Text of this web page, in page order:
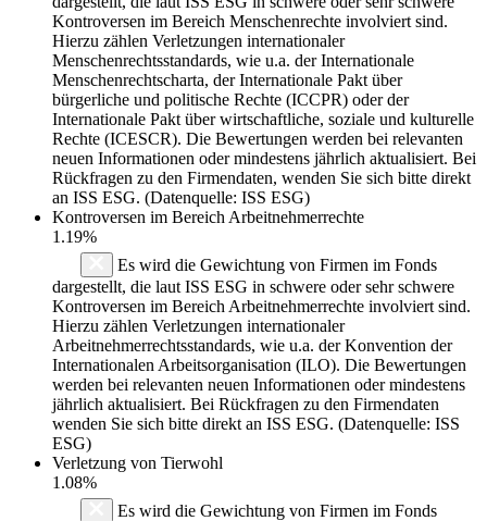
Kontroversen im Bereich Menschenrechte involviert sind.
Hierzu zählen Verletzungen internationaler
Menschenrechtsstandards, wie u.a. der Internationale
Menschenrechtscharta, der Internationale Pakt über
bürgerliche und politische Rechte (ICCPR) oder der
Internationale Pakt über wirtschaftliche, soziale und kulturelle
Rechte (ICESCR). Die Bewertungen werden bei relevanten
neuen Informationen oder mindestens jährlich aktualisiert. Bei
Rückfragen zu den Firmendaten, wenden Sie sich bitte direkt
an ISS ESG. (Datenquelle: ISS ESG)
Kontroversen im Bereich Arbeitnehmerrechte
1.19%
Es wird die Gewichtung von Firmen im Fonds
dargestellt, die laut ISS ESG in schwere oder sehr schwere
Kontroversen im Bereich Arbeitnehmerrechte involviert sind.
Hierzu zählen Verletzungen internationaler
Arbeitnehmerrechtsstandards, wie u.a. der Konvention der
Internationalen Arbeitsorganisation (ILO). Die Bewertungen
werden bei relevanten neuen Informationen oder mindestens
jährlich aktualisiert. Bei Rückfragen zu den Firmendaten
wenden Sie sich bitte direkt an ISS ESG. (Datenquelle: ISS
ESG)
Verletzung von Tierwohl
1.08%
Es wird die Gewichtung von Firmen im Fonds